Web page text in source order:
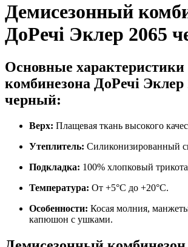
Демисезонный
ДоРечі Эклер 2065
Основные характеристики
комбинезона ДоРечі Эклер
черный:
Верх: Плащевая ткань высокого
Утеплитель: Силиконизированный
Подкладка: 100% хлопковый
Температура: От +5°C до +20°C.
Особенности: Косая молния,
капюшон с ушками.